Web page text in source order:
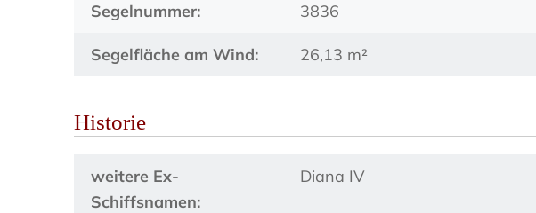
Segelnummer: 3836
Segelfläche am Wind: 26,13 m²
Historie
weitere Ex-
Schiffsnamen:
Diana IV